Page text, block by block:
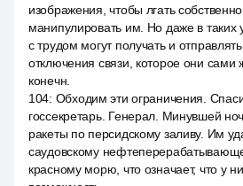
изображения, чтобы лгать
манипулировать им. Но даже в таких
с трудом могут получать и
отключения связи, которое они
конечн.
104: Обходим эти ограничения.
госсекретарь. Генерал. Минувшей
ракеты по персидскому заливу. Им
саудовскому
красному морю, что означает, что у